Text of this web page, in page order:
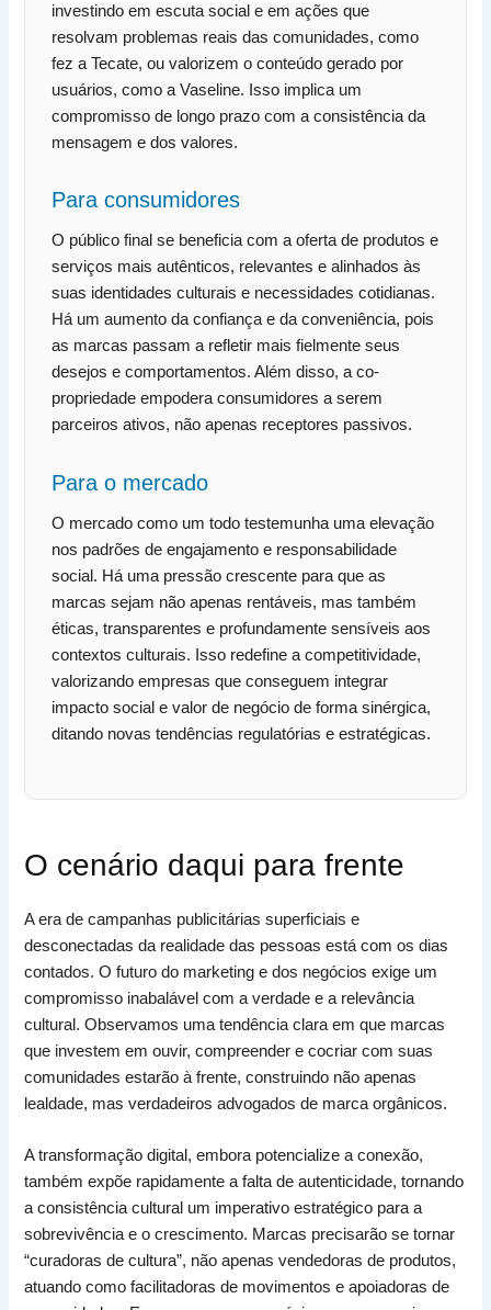
investindo em escuta social e em ações que
resolvam problemas reais das comunidades, como
fez a Tecate, ou valorizem o conteúdo gerado por
usuários, como a Vaseline. Isso implica um
compromisso de longo prazo com a consistência da
mensagem e dos valores.
Para consumidores
O público final se beneficia com a oferta de produtos e
serviços mais autênticos, relevantes e alinhados às
suas identidades culturais e necessidades cotidianas.
Há um aumento da confiança e da conveniência, pois
as marcas passam a refletir mais fielmente seus
desejos e comportamentos. Além disso, a co-
propriedade empodera consumidores a serem
parceiros ativos, não apenas receptores passivos.
Para o mercado
O mercado como um todo testemunha uma elevação
nos padrões de engajamento e responsabilidade
social. Há uma pressão crescente para que as
marcas sejam não apenas rentáveis, mas também
éticas, transparentes e profundamente sensíveis aos
contextos culturais. Isso redefine a competitividade,
valorizando empresas que conseguem integrar
impacto social e valor de negócio de forma sinérgica,
ditando novas tendências regulatórias e estratégicas.
O cenário daqui para frente
A era de campanhas publicitárias superficiais e
desconectadas da realidade das pessoas está com os dias
contados. O futuro do marketing e dos negócios exige um
compromisso inabalável com a verdade e a relevância
cultural. Observamos uma tendência clara em que marcas
que investem em ouvir, compreender e cocriar com suas
comunidades estarão à frente, construindo não apenas
lealdade, mas verdadeiros advogados de marca orgânicos.
A transformação digital, embora potencialize a conexão,
também expõe rapidamente a falta de autenticidade, tornando
a consistência cultural um imperativo estratégico para a
sobrevivência e o crescimento. Marcas precisarão se tornar
“curadoras de cultura”, não apenas vendedoras de produtos,
atuando como facilitadoras de movimentos e apoiadoras de